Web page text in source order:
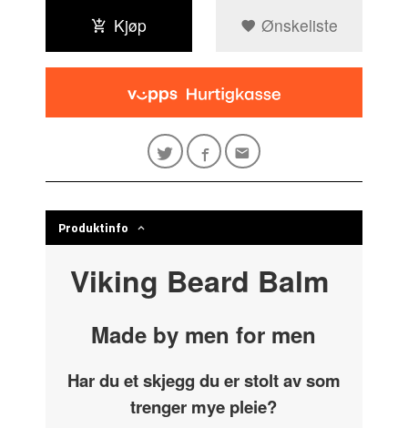
Kjøp Ønskeliste
Produktinfo
Viking Beard Balm
Made by men for men
Har du et skjegg du er stolt av som
trenger mye pleie?